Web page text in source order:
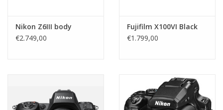
Nikon Z6III body
€2.749,00
Fujifilm X100VI Black
€1.799,00